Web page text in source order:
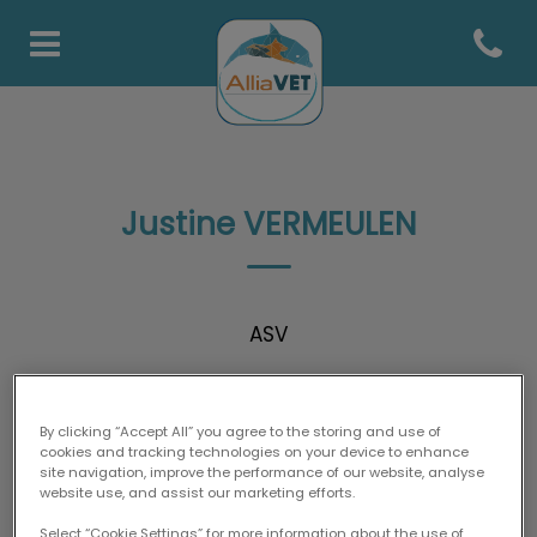
Page d'accueil de AlliaVets
Open
Justine VERMEULEN
ASV
By clicking “Accept All” you agree to the storing and use of
cookies and tracking technologies on your device to enhance
site navigation, improve the performance of our website, analyse
website use, and assist our marketing efforts.
Select “Cookie Settings” for more information about the use of